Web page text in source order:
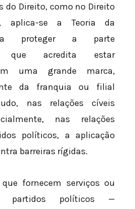
do Direito, como no Direito
aplica-se a Teoria da
proteger a parte
que acredita estar
uma grande marca,
da franquia ou filial
nas relações cíveis
nas relações
políticos, a aplicação
barreiras rígidas.
fornecem serviços ou
partidos políticos —